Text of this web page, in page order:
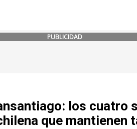
PUBLICIDAD
los cuatro
que mantienen